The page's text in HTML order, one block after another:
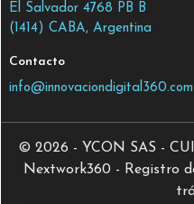
El Salvador 4768 PB B
(1414) CABA, Argentina
Contacto
info@innovaciondigital360.com
© 2026 - YCON SAS -
Nextwork360 - Registro